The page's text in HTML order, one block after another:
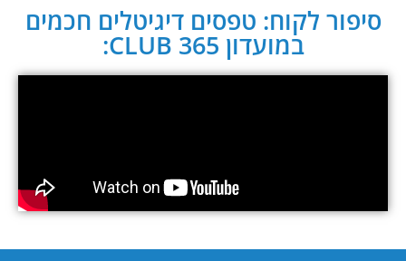
סיפור לקוח: טפסים דיגיטלים חכמים
במועדון CLUB 365: